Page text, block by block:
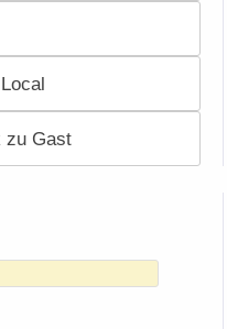
zu Gast